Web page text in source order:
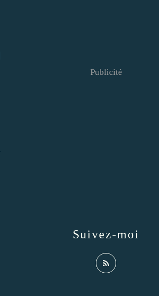
Suivez-moi
Publicité